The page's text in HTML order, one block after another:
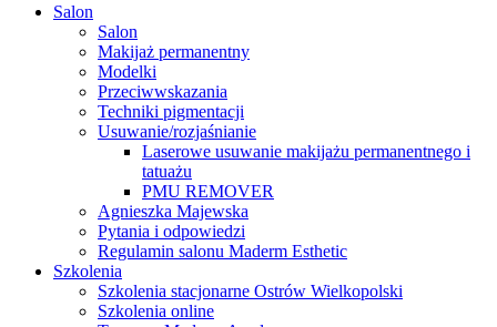
Close
Salon
Salon
Makijaż permanentny
Modelki
Przeciwwskazania
Techniki pigmentacji
Usuwanie/rozjaśnianie
Laserowe usuwanie makijażu permanentnego i
tatuażu
PMU REMOVER
Agnieszka Majewska
Pytania i odpowiedzi
Regulamin salonu Maderm Esthetic
Szkolenia
Szkolenia stacjonarne Ostrów Wielkopolski
Szkolenia online